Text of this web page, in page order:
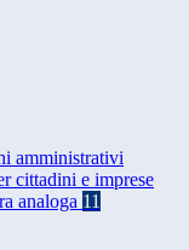
amministrativi
cittadini e imprese
analoga 11